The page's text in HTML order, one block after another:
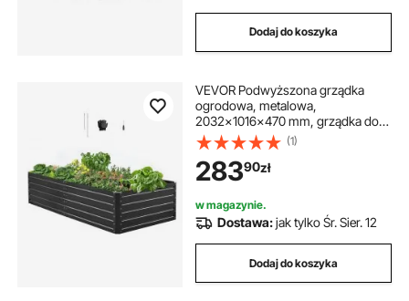
Dodaj do koszyka
VEVOR Podwyższona grządka
ogrodowa, metalowa,
2032x1016x470 mm, grządka do
sadzenia, grządka warzywna,
skrzynia na rośliny z otwartym
dnem i zaokrąglonymi
krawędziami, duża grządka
kwiatowa, grządka ziołowa do
warzyw, kwiatów, ziół i sukulentów
(1)
28390zł
w magazynie.
Dostawa:jak tylko Śr. Sier. 12
Dodaj do koszyka